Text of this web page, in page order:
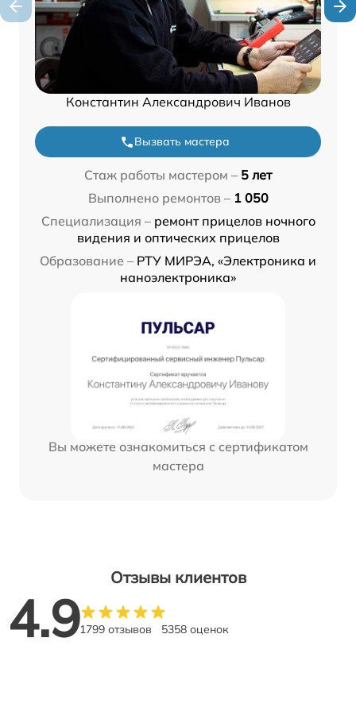
Константин Александрович Иванов
Вызвать мастера
Стаж работы мастером – 5 лет
Выполнено ремонтов – 1 050
Специализация – ремонт прицелов ночного
видения и оптических прицелов
Образование – РТУ МИРЭА, «Электроника и
наноэлектроника»
Вы можете ознакомиться с сертификатом
мастера
Отзывы клиентов
4.91799 отзывов 5358 оценок